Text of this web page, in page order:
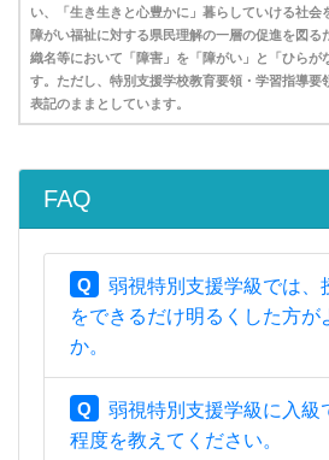
い、「生き生きと心豊かに」暮らしていける社
障がい福祉に対する県民理解の一層の促進を図る
織名等において「障害」を「障がい」と「ひらが
す。ただし、特別支援学校教育要領・学習指導要
表記のままとしています。
FAQ
Q
弱視特別支援学級では、
をできるだけ明るくした方が
か。
Q
弱視特別支援学級に入級
程度を教えてください。